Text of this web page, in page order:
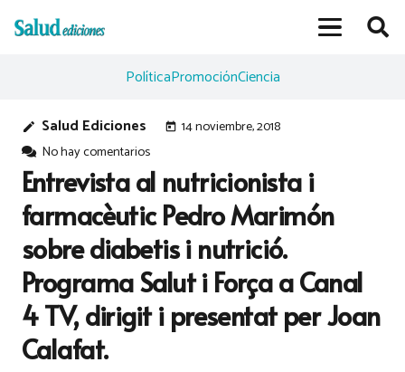
PolíticaPromociónCiencia
edit Salud Ediciones today 14 noviembre, 2018
No hay comentarios
Entrevista al nutricionista i
farmacèutic Pedro Marimón
sobre diabetis i nutrició.
Programa Salut i Força a Canal
4 TV, dirigit i presentat per Joan
Calafat.